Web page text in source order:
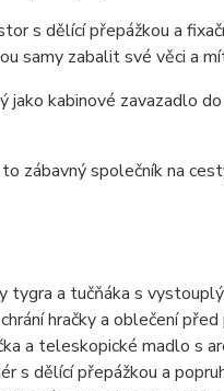
s dělící přepážkou a
samy zabalit své věci a
jako kabinové zavazadlo
zábavný společník na
tygra a tučňáka s
hračky a oblečení
a teleskopické madlo s
s dělící přepážkou a